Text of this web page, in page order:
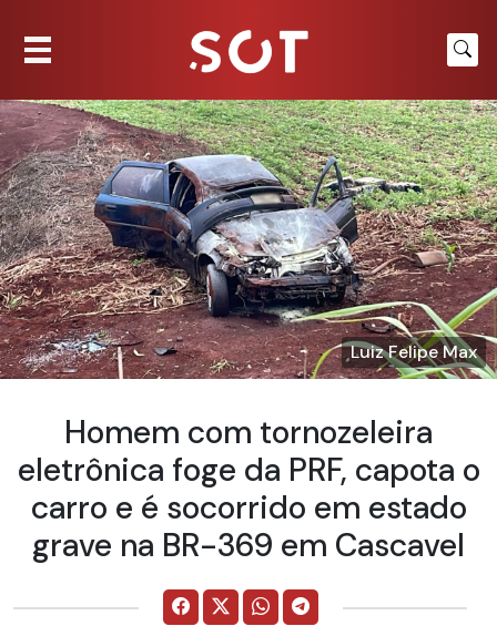
Luiz Felipe Max
Homem com tornozeleira
eletrônica foge da PRF, capota o
carro e é socorrido em estado
grave na BR-369 em Cascavel